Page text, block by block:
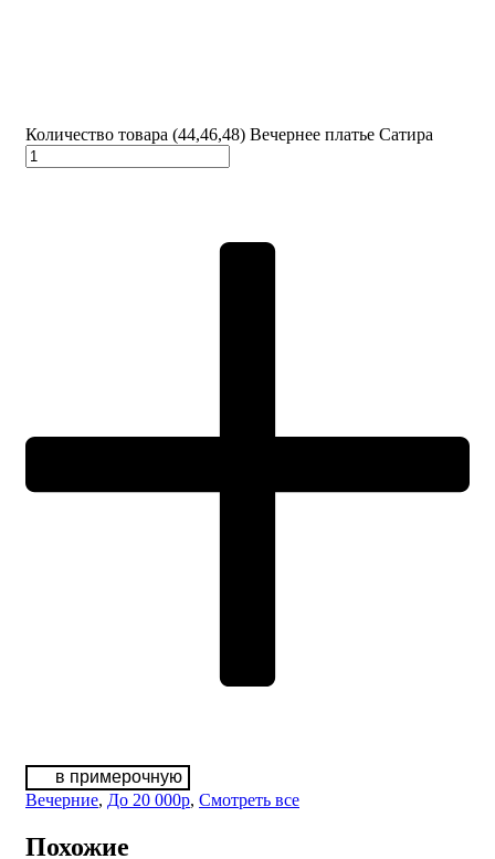
Количество товара (44,46,48) Вечернее платье Сатира
в примерочную
Вечерние, До 20 000р, Смотреть все
Похожие